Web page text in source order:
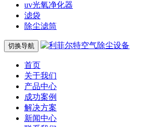
uv光氧净化器
滤袋
除尘滤筒
切换导航
首页
关于我们
产品中心
成功案例
解决方案
新闻中心